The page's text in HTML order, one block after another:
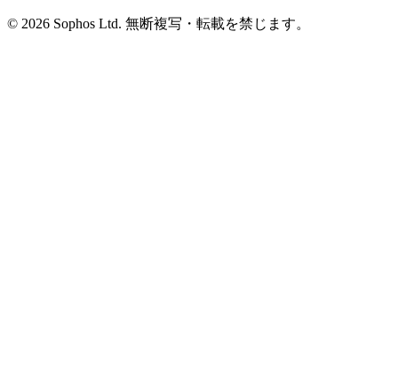
© 2026 Sophos Ltd. 無断複写・転載を禁じます。